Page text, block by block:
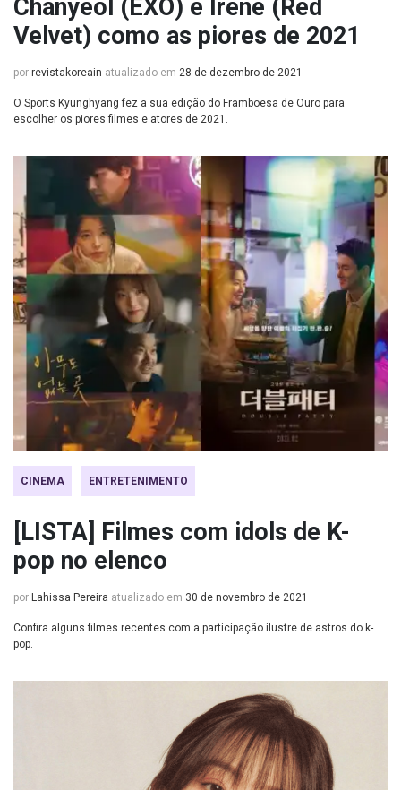
Chanyeol (EXO) e Irene (Red
Velvet) como as piores de 2021
por revistakoreain atualizado em 28 de dezembro de 2021
O Sports Kyunghyang fez a sua edição do Framboesa de Ouro para
escolher os piores filmes e atores de 2021.
CINEMA ENTRETENIMENTO
[LISTA] Filmes com idols de K-
pop no elenco
por Lahissa Pereira atualizado em 30 de novembro de 2021
Confira alguns filmes recentes com a participação ilustre de astros do k-
pop.